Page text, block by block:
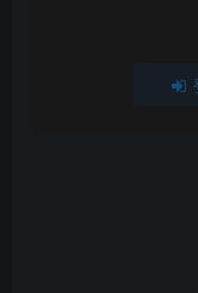
新建⽬录⽐如
译好的 dist ⽂件夹